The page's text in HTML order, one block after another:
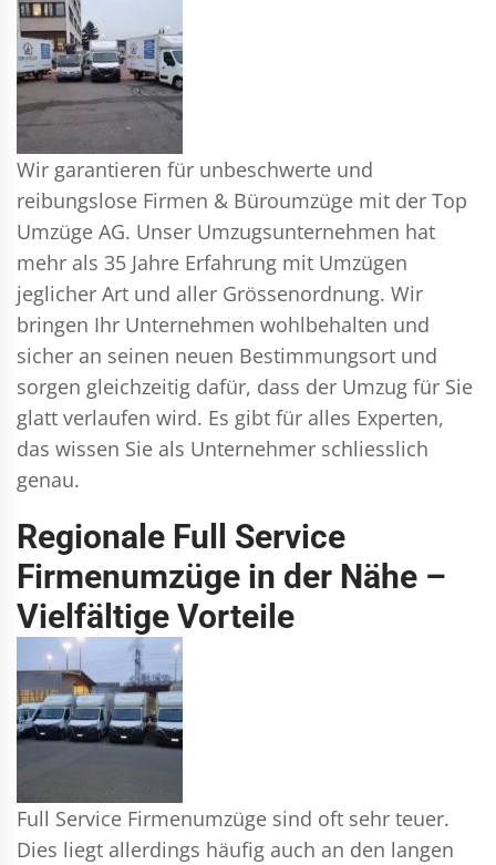
Wir garantieren für unbeschwerte und
reibungslose Firmen & Büroumzüge mit der Top
Umzüge AG. Unser Umzugsunternehmen hat
mehr als 35 Jahre Erfahrung mit Umzügen
jeglicher Art und aller Grössenordnung. Wir
bringen Ihr Unternehmen wohlbehalten und
sicher an seinen neuen Bestimmungsort und
sorgen gleichzeitig dafür, dass der Umzug für Sie
glatt verlaufen wird. Es gibt für alles Experten,
das wissen Sie als Unternehmer schliesslich
genau.
Regionale Full Service
Firmenumzüge in der Nähe –
Vielfältige Vorteile
Full Service Firmenumzüge sind oft sehr teuer.
Dies liegt allerdings häufig auch an den langen